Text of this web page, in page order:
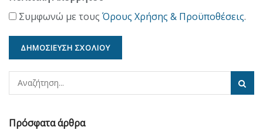
Συμφωνώ με τους Όρους Χρήσης & Προϋποθέσεις.
Πρόσφατα άρθρα